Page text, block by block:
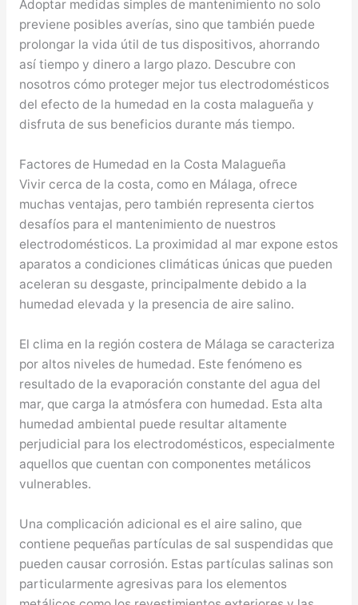
Adoptar medidas simples de mantenimiento no solo
previene posibles averías, sino que también puede
prolongar la vida útil de tus dispositivos, ahorrando
así tiempo y dinero a largo plazo. Descubre con
nosotros cómo proteger mejor tus electrodomésticos
del efecto de la humedad en la costa malagueña y
disfruta de sus beneficios durante más tiempo.
Factores de Humedad en la Costa Malagueña
Vivir cerca de la costa, como en Málaga, ofrece
muchas ventajas, pero también representa ciertos
desafíos para el mantenimiento de nuestros
electrodomésticos. La proximidad al mar expone estos
aparatos a condiciones climáticas únicas que pueden
aceleran su desgaste, principalmente debido a la
humedad elevada y la presencia de aire salino.
El clima en la región costera de Málaga se caracteriza
por altos niveles de humedad. Este fenómeno es
resultado de la evaporación constante del agua del
mar, que carga la atmósfera con humedad. Esta alta
humedad ambiental puede resultar altamente
perjudicial para los electrodomésticos, especialmente
aquellos que cuentan con componentes metálicos
vulnerables.
Una complicación adicional es el aire salino, que
contiene pequeñas partículas de sal suspendidas que
pueden causar corrosión. Estas partículas salinas son
particularmente agresivas para los elementos